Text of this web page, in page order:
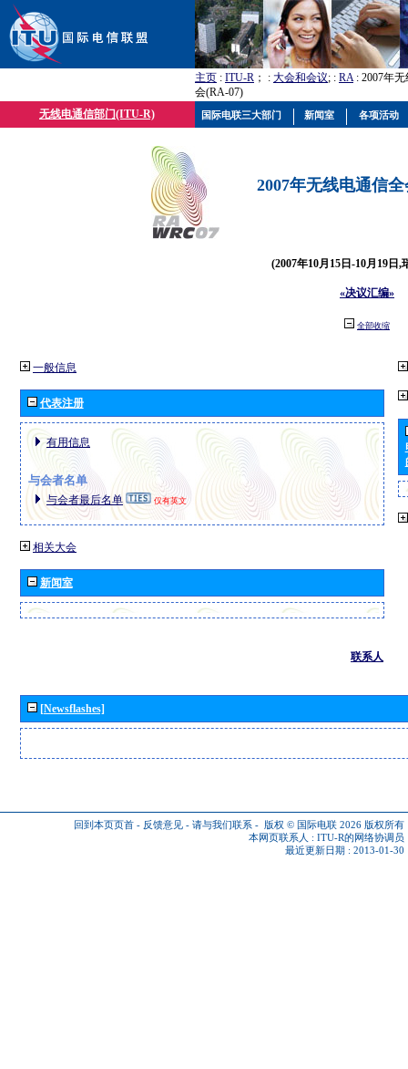
主页 : ITU-R ； : 大会和会议; : RA: 2007年
会(RA-07)
无线电通信部门(ITU-R)
2007年无线电通信
(2007年10月15日-10月19日,
«决议汇编»
全部收缩
一般信息
代表注册
有用信息
与会者名单
与会者最后名单 仅有英文
相关大会
新闻室
联系人
[Newsflashes]
回到本页页首 - 反馈意见 - 请与我们联系 - 版权 © 国际电联 2026 版权所有
本网页联系人 : ITU-R的网络协调员
最近更新日期 : 2013-01-30
国际电联三大部门 新闻室 各项活动